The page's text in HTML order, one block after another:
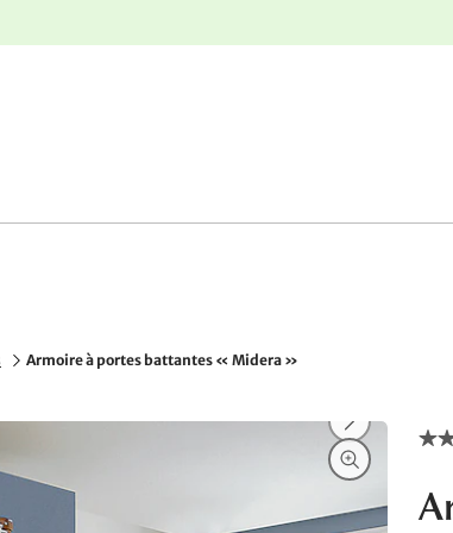
Armoire à portes battantes « Midera »